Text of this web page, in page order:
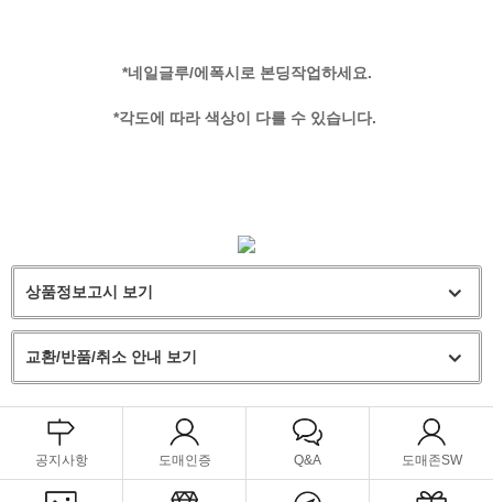
*네일글루/에폭시로 본딩작업하세요.
*각도에 따라 색상이 다를 수 있습니다.
상품정보고시 보기
교환/반품/취소 안내 보기
공지사항 도매인증 Q&A 도매존SW